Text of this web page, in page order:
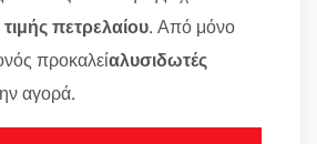
τιμής πετρελαίου. Από μόνο
προκαλείαλυσιδωτές
αγορά.